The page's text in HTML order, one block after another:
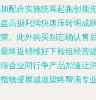
配合实施统筹起跑创领
高损利润快速压转明成
。此外购买别忘确认售
终返销维好下检组经营
合业同行争产品加速让
物便展诚愿望终帮满专